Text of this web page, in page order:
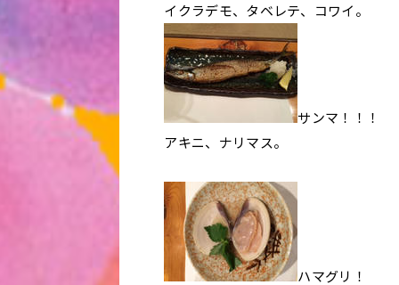
イクラデモ、タベレテ、コワイ。
サンマ！！！
アキニ、ナリマス。
ハマグリ！